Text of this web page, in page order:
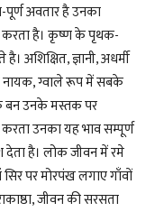
अवतार है उनका
करता है। कृष्ण के पृथक-
अशिक्षित, ज्ञानी, अधर्मी
नायक, ग्वाले रूप में सबके
बन उनके मस्तक पर
करता उनका यह भाव सम्पूर्ण
देता है। लोक जीवन में रमे
पर मोरपंख लगाए गाँवों
जीवन की सरसता